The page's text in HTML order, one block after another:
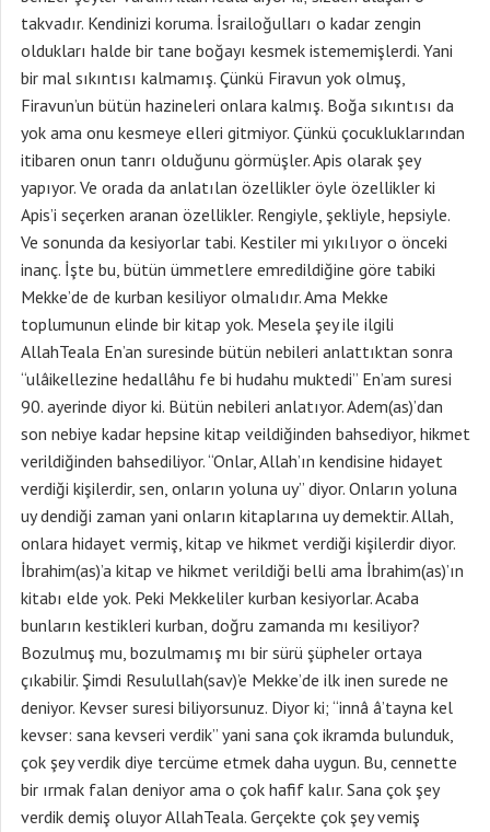
takvadır. Kendinizi koruma. İsrailoğulları o kadar zengin
oldukları halde bir tane boğayı kesmek istememişlerdi. Yani
bir mal sıkıntısı kalmamış. Çünkü Firavun yok olmuş,
Firavun’un bütün hazineleri onlara kalmış. Boğa sıkıntısı da
yok ama onu kesmeye elleri gitmiyor. Çünkü çocukluklarından
itibaren onun tanrı olduğunu görmüşler. Apis olarak şey
yapıyor. Ve orada da anlatılan özellikler öyle özellikler ki
Apis’i seçerken aranan özellikler. Rengiyle, şekliyle, hepsiyle.
Ve sonunda da kesiyorlar tabi. Kestiler mi yıkılıyor o önceki
inanç. İşte bu, bütün ümmetlere emredildiğine göre tabiki
Mekke’de de kurban kesiliyor olmalıdır. Ama Mekke
toplumunun elinde bir kitap yok. Mesela şey ile ilgili
AllahTeala En’an suresinde bütün nebileri anlattıktan sonra
“ulâikellezine hedallâhu fe bi hudahu muktedi” En’am suresi
90. ayerinde diyor ki. Bütün nebileri anlatıyor. Adem(as)’dan
son nebiye kadar hepsine kitap veildiğinden bahsediyor, hikmet
verildiğinden bahsediliyor. “Onlar, Allah’ın kendisine hidayet
verdiği kişilerdir, sen, onların yoluna uy” diyor. Onların yoluna
uy dendiği zaman yani onların kitaplarına uy demektir. Allah,
onlara hidayet vermiş, kitap ve hikmet verdiği kişilerdir diyor.
İbrahim(as)’a kitap ve hikmet verildiği belli ama İbrahim(as)’ın
kitabı elde yok. Peki Mekkeliler kurban kesiyorlar. Acaba
bunların kestikleri kurban, doğru zamanda mı kesiliyor?
Bozulmuş mu, bozulmamış mı bir sürü şüpheler ortaya
çıkabilir. Şimdi Resulullah(sav)’e Mekke’de ilk inen surede ne
deniyor. Kevser suresi biliyorsunuz. Diyor ki; “innâ â’tayna kel
kevser: sana kevseri verdik” yani sana çok ikramda bulunduk,
çok şey verdik diye tercüme etmek daha uygun. Bu, cennette
bir ırmak falan deniyor ama o çok hafif kalır. Sana çok şey
verdik demiş oluyor AllahTeala. Gerçekte çok şey vemiş